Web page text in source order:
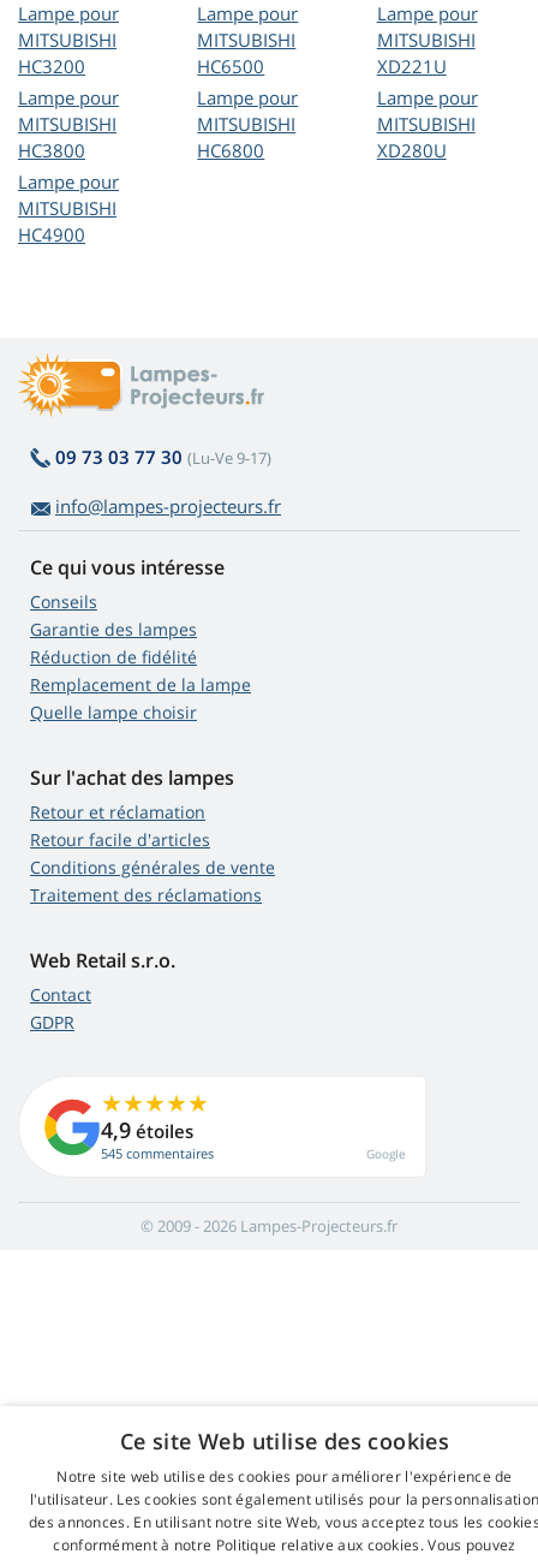
Lampe pour
MITSUBISHI
HC3200
Lampe pour
MITSUBISHI
HC3800
Lampe pour
MITSUBISHI
HC4900
Lampe pour
MITSUBISHI
HC6500
Lampe pour
MITSUBISHI
HC6800
Lampe pour
MITSUBISHI
XD221U
Lampe pour
MITSUBISHI
XD280U
09 73 03 77 30 (Lu-Ve 9-17)
info@lampes-projecteurs.fr
Ce qui vous intéresse
Conseils
Garantie des lampes
Réduction de fidélité
Remplacement de la lampe
Quelle lampe choisir
Sur l'achat des lampes
Retour et réclamation
Retour facile d'articles
Conditions générales de vente
Traitement des réclamations
Web Retail s.r.o.
Contact
GDPR
4,9 étoiles
545 commentaires Google
© 2009 - 2026 Lampes-Projecteurs.fr
Ce site Web utilise des cookies
Notre site web utilise des cookies pour améliorer l'expérience de
l'utilisateur. Les cookies sont également utilisés pour la
des annonces. En utilisant notre site Web, vous acceptez tous les
conformément à notre Politique relative aux cookies. Vous pouvez